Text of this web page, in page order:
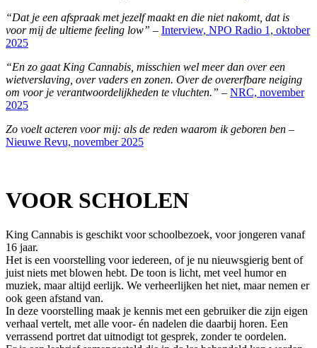
“Dat je een afspraak met jezelf maakt en die niet nakomt, dat is
voor mij de ultieme feeling low” – Interview, NPO Radio 1, oktober
2025
“En zo gaat King Cannabis, misschien wel meer dan over een
wietverslaving, over vaders en zonen. Over de overerfbare neiging
om voor je verantwoordelijkheden te vluchten.” – NRC, november
2025
Zo voelt acteren voor mij: als de reden waarom ik geboren ben –
Nieuwe Revu, november 2025
VOOR SCHOLEN
King Cannabis is geschikt voor schoolbezoek, voor jongeren vanaf
16 jaar.
Het is een voorstelling voor iedereen, of je nu nieuwsgierig bent of
juist niets met blowen hebt. De toon is licht, met veel humor en
muziek, maar altijd eerlijk. We verheerlijken het niet, maar nemen er
ook geen afstand van.
In deze voorstelling maak je kennis met een gebruiker die zijn eigen
verhaal vertelt, met alle voor- én nadelen die daarbij horen. Een
verrassend portret dat uitnodigt tot gesprek, zonder te oordelen.